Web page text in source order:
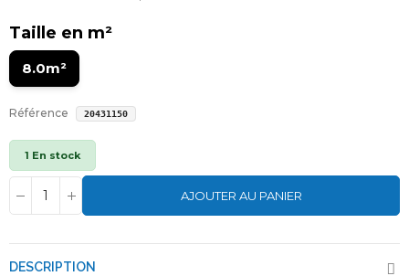
Taille en m²
8.0m²
Référence 20431150
1 En stock
AJOUTER AU PANIER
DESCRIPTION